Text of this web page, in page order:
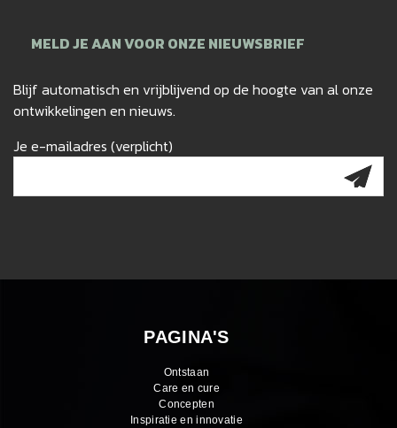
MELD JE AAN VOOR ONZE NIEUWSBRIEF
Blijf automatisch en vrijblijvend op de hoogte van al onze
ontwikkelingen en nieuws.
Je e-mailadres (verplicht)
PAGINA'S
Ontstaan
Care en cure
Concepten
Inspiratie en innovatie